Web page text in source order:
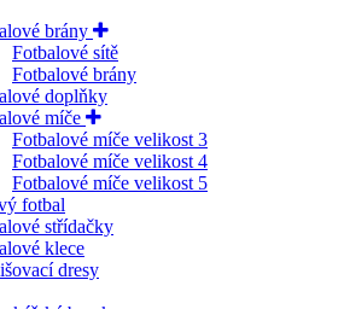
brány
Fotbalové sítě
Fotbalové brány
doplňky
míče
Fotbalové míče velikost 3
Fotbalové míče velikost 4
Fotbalové míče velikost 5
fotbal
střídačky
klece
dresy